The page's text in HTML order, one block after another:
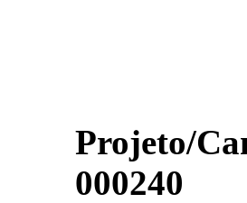
Projeto/
000240